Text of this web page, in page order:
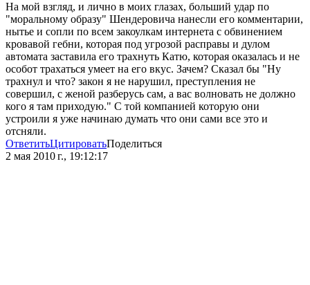
На мой взгляд, и лично в моих глазах, больший удар по
"моральному образу" Шендеровича нанесли его комментарии,
нытье и сопли по всем закоулкам интернета с обвинением
кровавой гебни, которая под угрозой расправы и дулом
автомата заставила его трахнуть Катю, которая оказалась и не
особот трахаться умеет на его вкус. Зачем? Сказал бы "Ну
трахнул и что? закон я не нарушил, преступления не
совершил, с женой разберусь сам, а вас волновать не должно
кого я там приходую." С той компанией которую они
устроили я уже начинаю думать что они сами все это и
отсняли.
ОтветитьЦитироватьПоделиться
2 мая 2010 г., 19:12:17